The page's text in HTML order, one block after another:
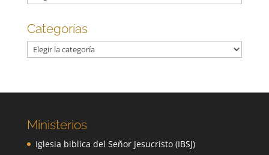
Categorías
Categorías
Ministerios
Iglesia biblica del Señor Jesucristo (IBSJ)